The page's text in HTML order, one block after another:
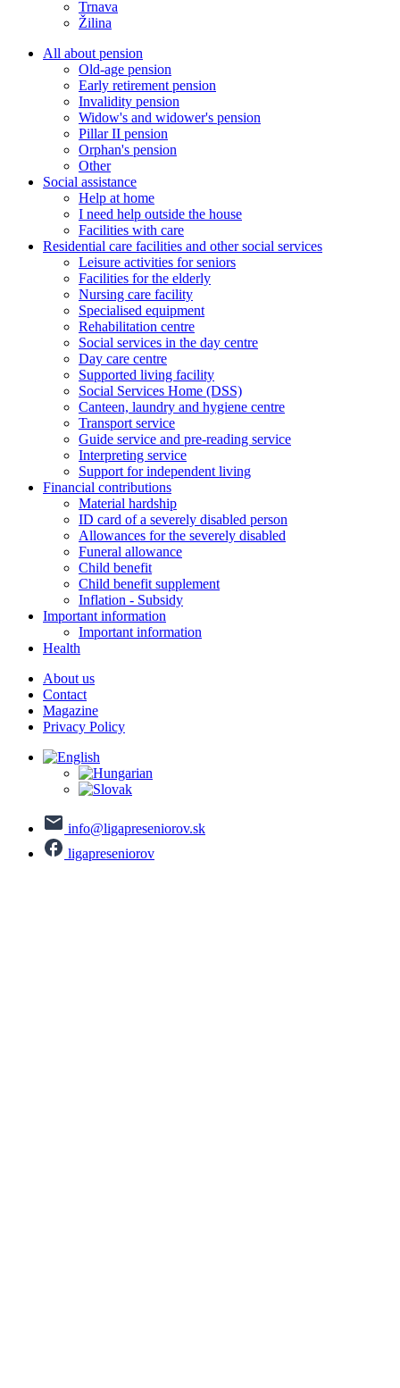
Trnava
Žilina
All about pension
Old-age pension
Early retirement pension
Invalidity pension
Widow's and widower's pension
Pillar II pension
Orphan's pension
Other
Social assistance
Help at home
I need help outside the house
Facilities with care
Residential care facilities and other social services
Leisure activities for seniors
Facilities for the elderly
Nursing care facility
Specialised equipment
Rehabilitation centre
Social services in the day centre
Day care centre
Supported living facility
Social Services Home (DSS)
Canteen, laundry and hygiene centre
Transport service
Guide service and pre-reading service
Interpreting service
Support for independent living
Financial contributions
Material hardship
ID card of a severely disabled person
Allowances for the severely disabled
Funeral allowance
Child benefit
Child benefit supplement
Inflation - Subsidy
Important information
Important information
Health
About us
Contact
Magazine
Privacy Policy
info@ligapreseniorov.sk
ligapreseniorov